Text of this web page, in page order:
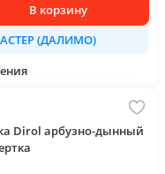
В корзину
(ДАЛИМО)
Dirol арбузно-дынный